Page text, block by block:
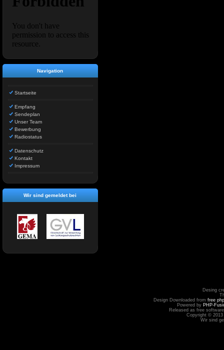
Navigation
Startseite
Empfang
Sendeplan
Unser Team
Bewerbung
Radiostatus
Datenschutz
Kontakt
Impressum
Wir sind gemeldet bei
Desing
Design Downloaded from free
Powered by PHP-
Released as free
Copyright ©
Wir sind